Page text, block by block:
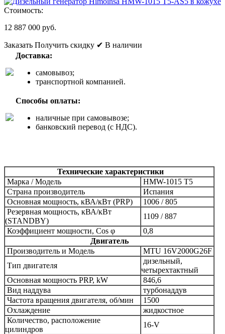
Стоимость:
12 887 000 руб.
Заказать Получить скидку ✔ В наличии
Доставка:
самовывоз;
транспортной компанией.
Способы оплаты:
наличные при самовывозе;
банковский перевод (с НДС).
Технические характеристики
Марка /Модель
HМW-1015 T5
Страна производитель
Испания
Основная мощность, кВА/кВт (PRP)
1006 / 805
Резервная мощность, кВА/кВт
(STANDBY)
1109 / 887
Коэффициент мощности, Сos φ
0,8
Двигатель
Производитель и Модель MTU 16V2000G26F
Тип двигателя
дизельный,
четырехтактный
Основная мощность PRP, kW
846,6
Вид наддува
турбонаддув
Частота вращения двигателя, об/мин
1500
Охлаждение
жидкостное
Количество, расположение
цилиндров
16-V